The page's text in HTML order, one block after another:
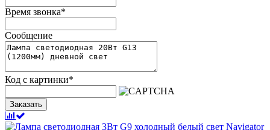
Время звонка*
Сообщение
Код с картинки*
Заказать